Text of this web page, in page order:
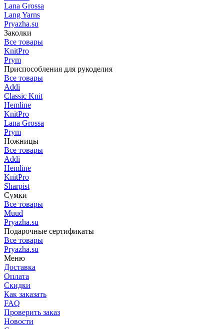
Lana Grossa
Lang Yarns
Pryazha.su
Заколки
Все товары
KnitPro
Prym
Приспособления для рукоделия
Все товары
Addi
Classic Knit
Hemline
KnitPro
Lana Grossa
Prym
Ножницы
Все товары
Addi
Hemline
KnitPro
Sharpist
Сумки
Все товары
Muud
Pryazha.su
Подарочные сертификаты
Все товары
Pryazha.su
Меню
Доставка
Оплата
Скидки
Как заказать
FAQ
Проверить заказ
Новости